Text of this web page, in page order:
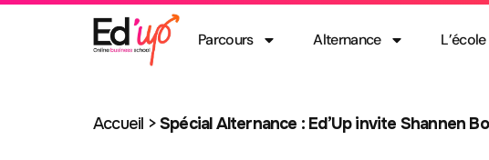
Parcours Alternance L’école
Accueil >Spécial Alternance : Ed’Up invite Shannen